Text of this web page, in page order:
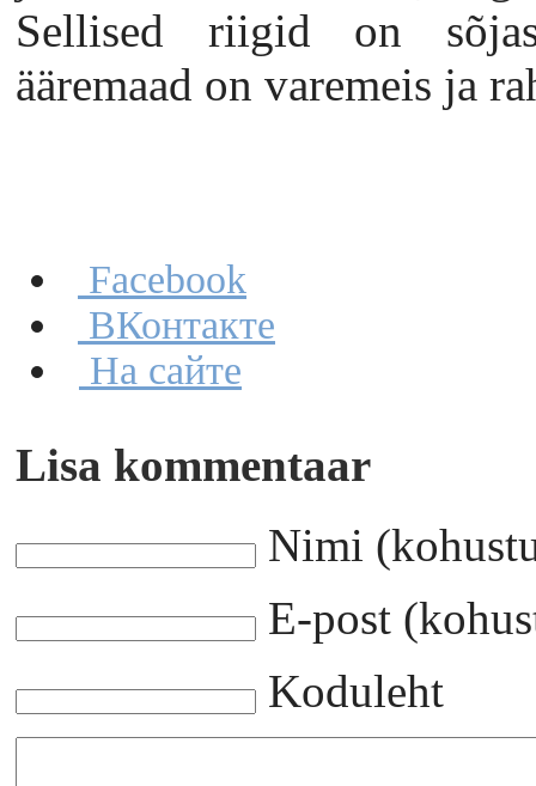
Sellised riigid on
ääremaad on varemeis ja
Facebook
ВКонтакте
На сайте
Lisa kommentaar
Nimi
E-post
Koduleht